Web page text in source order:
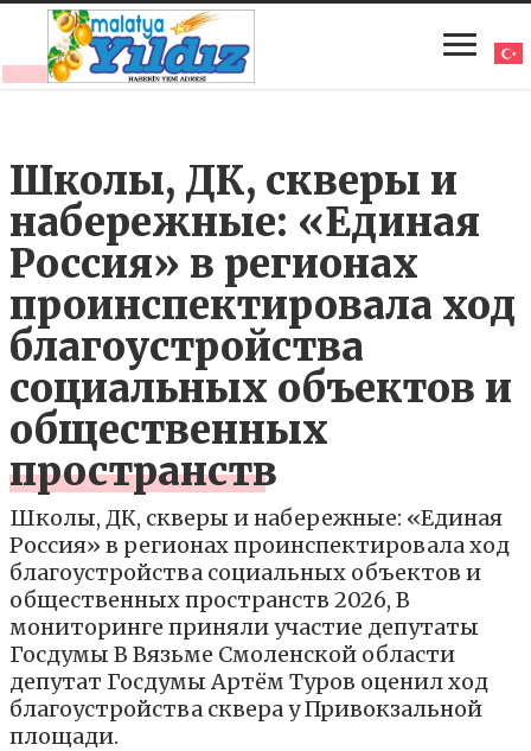
Школы, ДК, скверы и
набережные: «Единая
Россия» в регионах
проинспектировала ход
благоустройства
социальных объектов и
общественных
пространств
Школы, ДК, скверы и набережные: «Единая
Россия» в регионах проинспектировала ход
благоустройства социальных объектов и
общественных пространств 2026, В
мониторинге приняли участие депутаты
Госдумы В Вязьме Смоленской области
депутат Госдумы Артём Туров оценил ход
благоустройства сквера у Привокзальной
площади.